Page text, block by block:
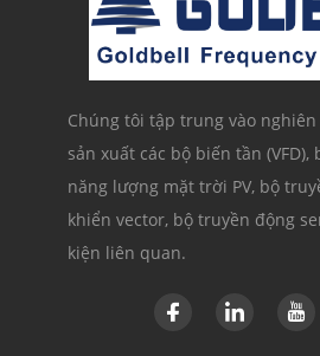
Chúng tôi tập trung vào
sản xuất các bộ biến tần
năng lượng mặt trời PV, bộ
khiển vector, bộ truyền động
kiện liên quan.